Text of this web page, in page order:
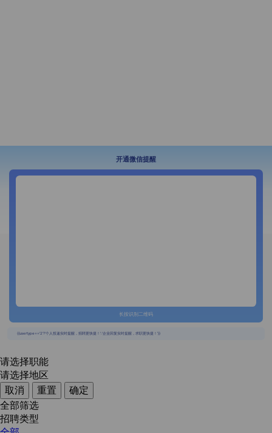
开通微信提醒
长按识别二维码
{{usertype=='2'?'个人投递实时提醒，招聘更快捷！':'企业回复实时提醒，求职更快捷！'}}
请选择职能
请选择地区
取消
重置
确定
全部筛选
招聘类型